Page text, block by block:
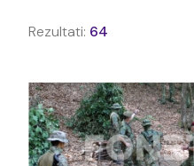
Rezultati: 64